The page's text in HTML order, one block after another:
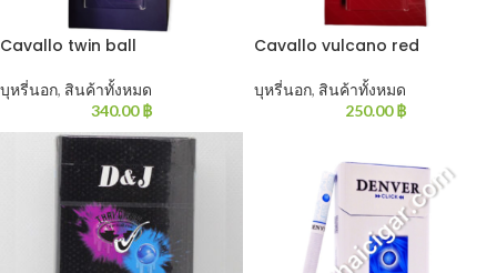
Cavallo twin ball
บุหรี่นอก, สินค้าทั้งหมด
340.00฿
Cavallo vulcano red
บุหรี่นอก, สินค้าทั้งหมด
250.00฿